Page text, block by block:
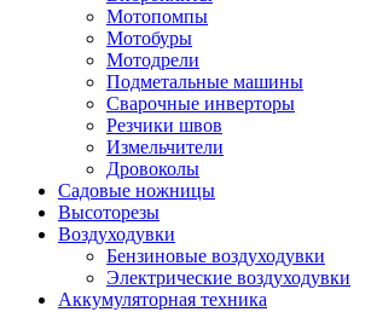
Мотопомпы
Мотобуры
Мотодрели
Подметальные машины
Сварочные инверторы
Резчики швов
Измельчители
Дровоколы
Садовые ножницы
Высоторезы
Воздуходувки
Бензиновые воздуходувки
Электрические воздуходувки
Аккумуляторная техника